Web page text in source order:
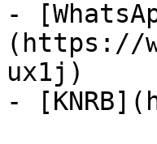
-
(https://
ux1j)
-